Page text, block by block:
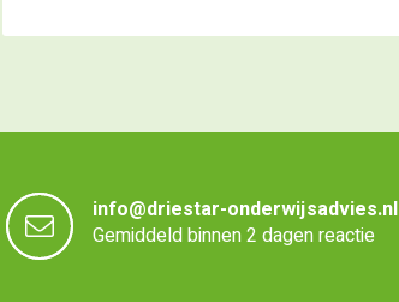
info@driestar-onderwijsadvies.nl
Gemiddeld binnen 2 dagen reactie